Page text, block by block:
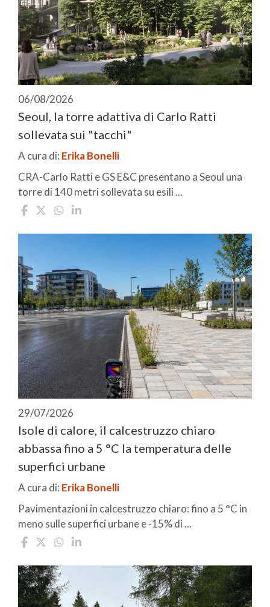
06/08/2026
Seoul, la torre adattiva di Carlo Ratti
sollevata sui "tacchi"
A cura di: Erika Bonelli
CRA-Carlo Ratti e GS E&C presentano a Seoul una
torre di 140 metri sollevata su esili ...
29/07/2026
Isole di calore, il calcestruzzo chiaro
abbassa fino a 5 °C la temperatura delle
superfici urbane
A cura di: Erika Bonelli
Pavimentazioni in calcestruzzo chiaro: fino a 5 °C in
meno sulle superfici urbane e -15% di ...